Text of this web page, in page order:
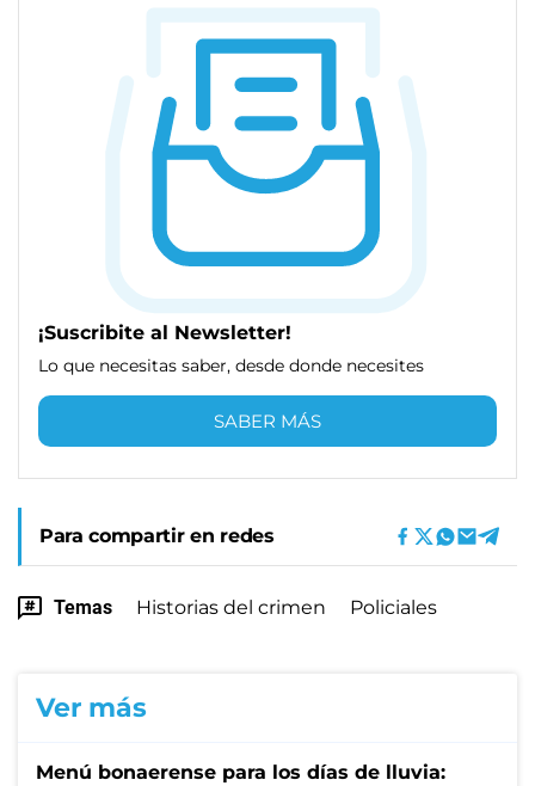
¡Suscribite al Newsletter!
Lo que necesitas saber, desde donde necesites
SABER MÁS
Para compartir en redes
Temas Historias del crimen Policiales
Ver más
Menú bonaerense para los días de lluvia: